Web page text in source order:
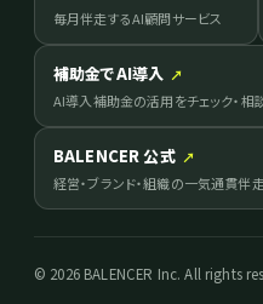
毎月伴走するAI顧問サービス
補助金でAI導入 ↗
AI導入補助金の活用をチェック・相
BALENCER 公式 ↗
経営・ブランド・組織の一気通貫伴
© 2026 BALENCER Inc. All rights